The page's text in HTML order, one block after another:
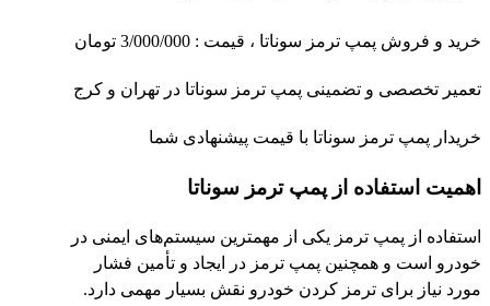
خرید و فروش پمپ ترمز سوناتا ، قیمت : 3/000/000 تومان
تعمیر تخصصی و تضمینی پمپ ترمز سوناتا در تهران و کرج
خریدار پمپ ترمز سوناتا با قیمت پیشنهادی شما
اهمیت استفاده از پمپ ترمز سوناتا
استفاده از پمپ ترمز یکی از مهمترین سیستم‌های ایمنی در
خودرو است و همچنین پمپ ترمز در ایجاد و تأمین فشار
مورد نیاز برای ترمز کردن خودرو نقش بسیار مهمی دارد.